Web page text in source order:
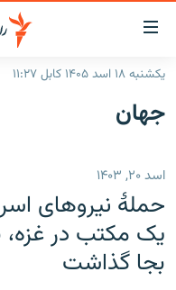
لینک‌های
قابل
دسترسی
به
بازگشت
منوی
اصلی
مراجعه
گزارش‌ها
منطقه
شرق میانه
جهان
افغانستان
جدول نشرات
مصاحبه‌ها
برنامه‌ها
یکشنبه ۱۸ اسد ۱۴۰۵ کابل ۱۱:۲۷
جهان
اسد ۲۰, ۱۴۰۳
حملهٔ نیروهای
بجا گذاشت